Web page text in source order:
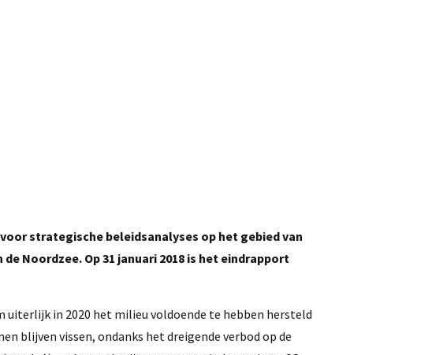
strategische beleidsanalyses op het gebied van
Noordzee. Op 31 januari 2018 is het eindrapport
uiterlijk in 2020 het milieu voldoende te hebben hersteld
blijven vissen, ondanks het dreigende verbod op de